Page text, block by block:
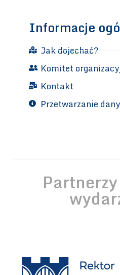
Informacje
Jak dojechać?
Komitet
Kontakt
Przetwarzanie